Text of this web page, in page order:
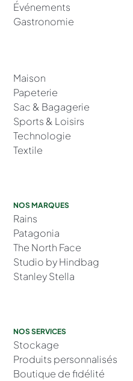
Événements
Gastronomie
Maison
Papeterie
Sac & Bagagerie
Sports & Loisirs
Technologie
Textile
NOS MARQUES
Rains
Patagonia
The North Face
Studio by Hindbag
Stanley Stella
NOS SERVICES
Stockage
Produits personnalisés
Boutique de fidélité